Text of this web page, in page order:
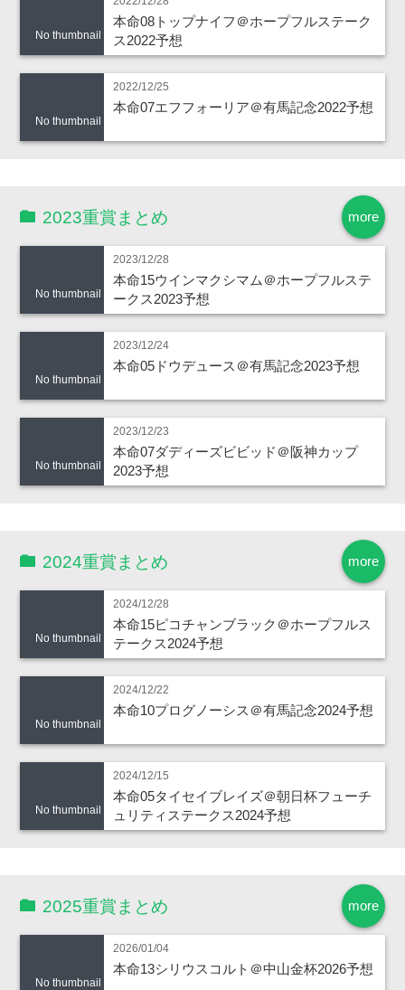
No thumbnail
本命08トップナイフ＠ホープフルステーク
ス2022予想
No thumbnail
2022/12/25
本命07エフフォーリア＠有馬記念2022予想
more
2023重賞まとめ
No thumbnail
2023/12/28
本命15ウインマクシマム＠ホープフルステ
ークス2023予想
No thumbnail
2023/12/24
本命05ドウデュース＠有馬記念2023予想
No thumbnail
2023/12/23
本命07ダディーズビビッド＠阪神カップ
2023予想
more
2024重賞まとめ
No thumbnail
2024/12/28
本命15ピコチャンブラック＠ホープフルス
テークス2024予想
No thumbnail
2024/12/22
本命10プログノーシス＠有馬記念2024予想
No thumbnail
2024/12/15
本命05タイセイブレイズ＠朝日杯フューチ
ュリティステークス2024予想
more
2025重賞まとめ
No thumbnail
2026/01/04
本命13シリウスコルト＠中山金杯2026予想